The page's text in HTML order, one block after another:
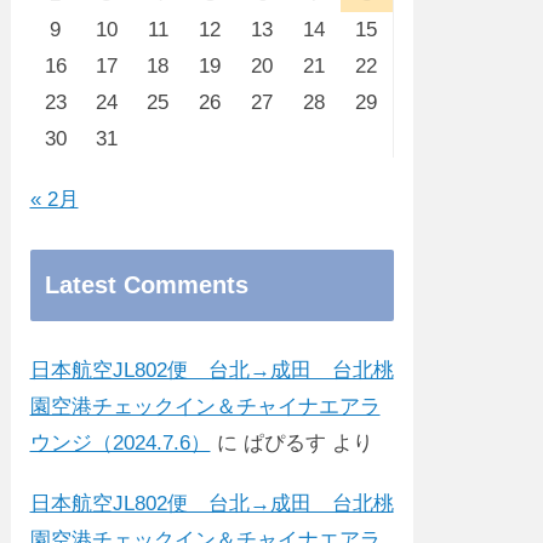
9
10 11 12 13 14
15
16
17 18 19 20 21
22
23
24 25 26 27 28
29
30
31
« 2月
Latest Comments
日本航空JL802便 台北→成田 台北桃
園空港チェックイン＆チャイナエアラ
ウンジ（2024.7.6）
に ぱぴるす より
日本航空JL802便 台北→成田 台北桃